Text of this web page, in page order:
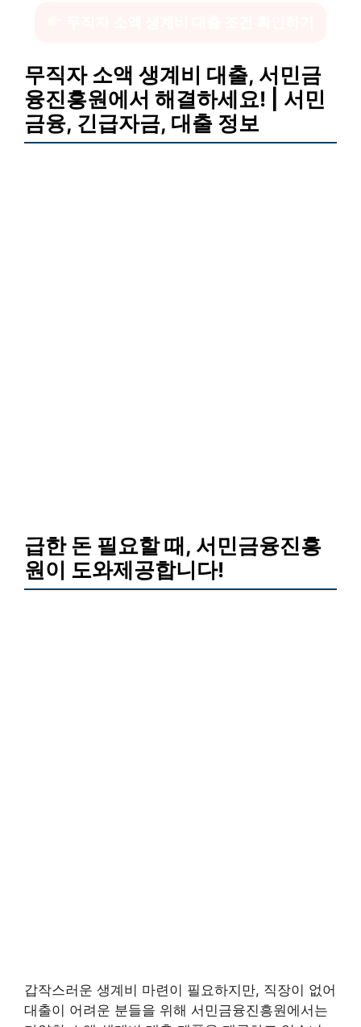
무직자 소액 생계비 대출, 서민금
융진흥원에서 해결하세요! | 서민
금융, 긴급자금, 대출 정보
급한 돈 필요할 때, 서민금융진흥
원이 도와제공합니다!
갑작스러운 생계비 마련이 필요하지만, 직장이 없어
대출이 어려운 분들을 위해 서민금융진흥원에서는